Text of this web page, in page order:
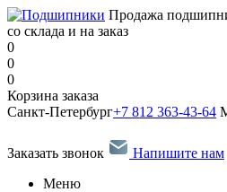
Продажа
со склада и на заказ
0
0
0
Корзина заказа
Санкт-Петербург+7 812 363-43-64
Заказать звонок
Напишите нам
Меню